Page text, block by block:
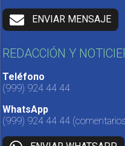
ENVIAR MENSAJE
REDACCIÓN Y
Teléfono
(999) 924 44 44
WhatsApp
(999) 924 44 44